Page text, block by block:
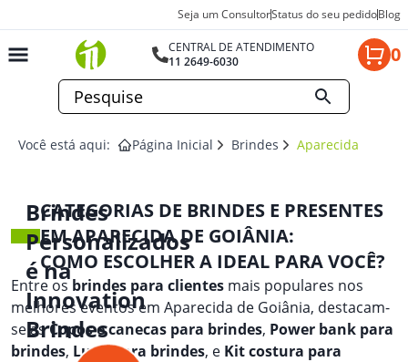
Seja um ConsultorStatus do seu pedidoBlog
CENTRAL DE ATENDIMENTO
11 2649-6030
0
Você está aqui: Página Inicial Brindes Aparecida De
Brindes
Personalizados
é na
Innovation
Brindes
CATEGORIAS DE BRINDES E PRESENTES
EM APARECIDA DE GOIÂNIA:
COMO ESCOLHER A IDEAL PARA VOCÊ?
Entre osbrindes para clientes mais populares nos
melhores eventos em Aparecida de Goiânia, destacam-
se asCopos e canecas para brindes, Power bank para
brindes, Lupa para brindes, e Kit costura para